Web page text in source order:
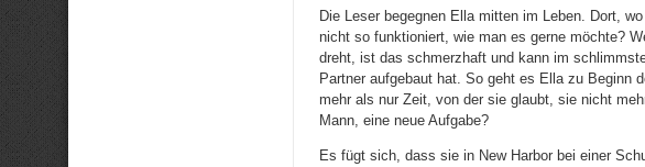
Die Leser begegnen Ella mitten im Leben. Dort,
nicht so funktioniert, wie man es gerne möchte?
dreht, ist das schmerzhaft und kann im
Partner aufgebaut hat. So geht es Ella zu Beginn
mehr als nur Zeit, von der sie glaubt, sie nicht
Mann, eine neue Aufgabe?
Es fügt sich, dass sie in New Harbor bei einer